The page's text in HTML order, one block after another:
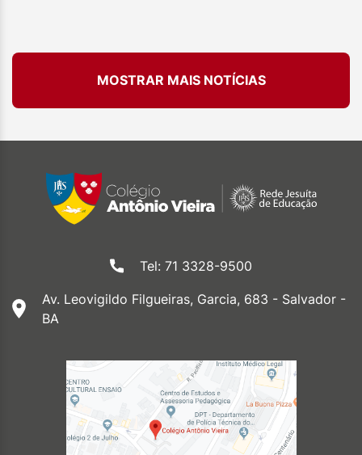
MOSTRAR MAIS NOTÍCIAS
Tel: 71 3328-9500
Av. Leovigildo Filgueiras, Garcia, 683 - Salvador -
BA